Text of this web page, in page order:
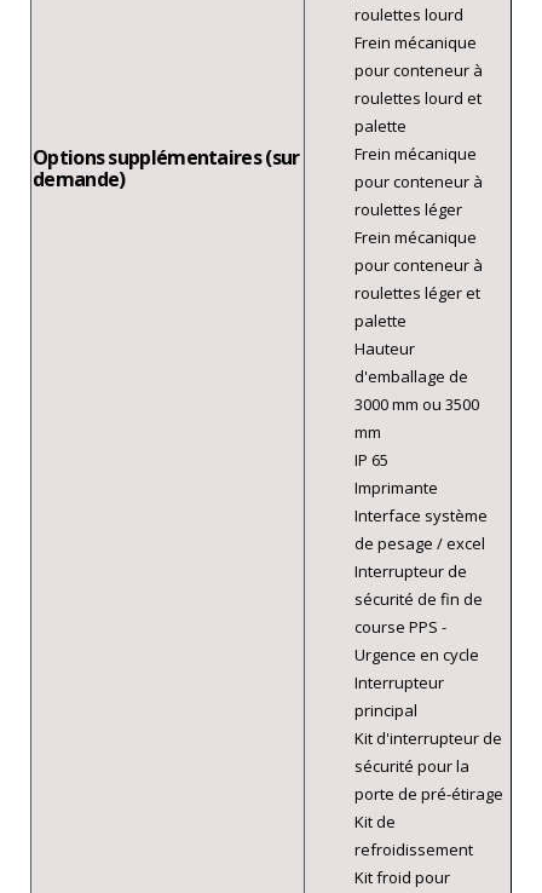
Options supplémentaires (sur
demande)
roulettes lourd
Frein mécanique
pour conteneur à
roulettes lourd et
palette
Frein mécanique
pour conteneur à
roulettes léger
Frein mécanique
pour conteneur à
roulettes léger et
palette
Hauteur
d'emballage de
3000 mm ou 3500
mm
IP 65
Imprimante
Interface système
de pesage / excel
Interrupteur de
sécurité de fin de
course PPS -
Urgence en cycle
Interrupteur
principal
Kit d'interrupteur de
sécurité pour la
porte de pré-étirage
Kit de
refroidissement
Kit froid pour